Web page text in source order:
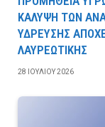
ΚΑΛΥΨΗ ΤΩΝ
ΥΔΡΕΥΣΗΣ
ΛΑΥΡΕΩΤΙΚΗΣ
28 ΙΟΥΛΊΟΥ 2026